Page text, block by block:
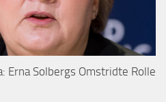
Erna Solbergs Omstridte Rolle